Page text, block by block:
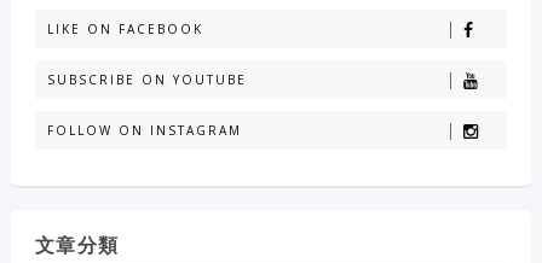
LIKE ON FACEBOOK
SUBSCRIBE ON YOUTUBE
FOLLOW ON INSTAGRAM
文章分類